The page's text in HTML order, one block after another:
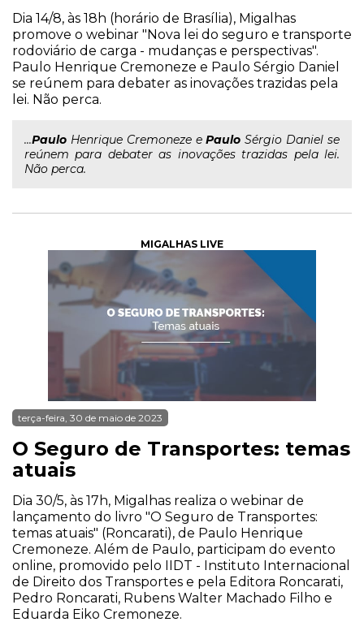
Dia 14/8, às 18h (horário de Brasília), Migalhas
promove o webinar "Nova lei do seguro e transporte
rodoviário de carga - mudanças e perspectivas".
Paulo Henrique Cremoneze e Paulo Sérgio Daniel
se reúnem para debater as inovações trazidas pela
lei. Não perca.
...Paulo Henrique Cremoneze ePaulo Sérgio Daniel se
reúnem para debater as inovações trazidas pela lei.
Não perca.
MIGALHAS LIVE
terça-feira, 30 de maio de 2023
O Seguro de Transportes: temas
atuais
Dia 30/5, às 17h, Migalhas realiza o webinar de
lançamento do livro "O Seguro de Transportes:
temas atuais" (Roncarati), de Paulo Henrique
Cremoneze. Além de Paulo, participam do evento
online, promovido pelo IIDT - Instituto Internacional
de Direito dos Transportes e pela Editora Roncarati,
Pedro Roncarati, Rubens Walter Machado Filho e
Eduarda Eiko Cremoneze.